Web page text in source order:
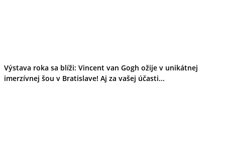
Výstava roka sa blíži: Vincent van Gogh ožije v unikátnej
imerzívnej šou v Bratislave! Aj za vašej účasti...